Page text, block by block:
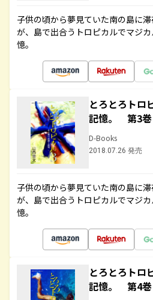
子供の頃から夢見ていた南の島に
が、島で出合うトロピカルでマジ
憶。
とろとろト
記憶。 第3巻
D-Books
2018.07.26 発売
子供の頃から夢見ていた南の島に
が、島で出合うトロピカルでマジ
憶。
とろとろト
記憶。 第4巻